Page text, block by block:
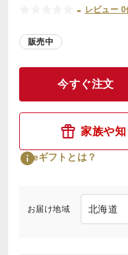
- レビュー 0
販売中
今すぐ注文
家族や
eギフトとは？
お届け地域